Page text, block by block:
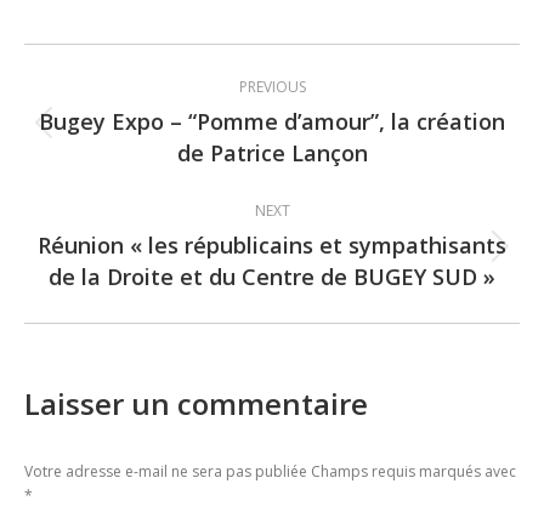
navigation
PREVIOUS
Previous
post:
Bugey Expo – “Pomme d’amour”, la création
de Patrice Lançon
NEXT
Next
post:
Réunion « les républicains et sympathisants
de la Droite et du Centre de BUGEY SUD »
Laisser un commentaire
Votre adresse e-mail ne sera pas publiée Champs requis marqués avec
*